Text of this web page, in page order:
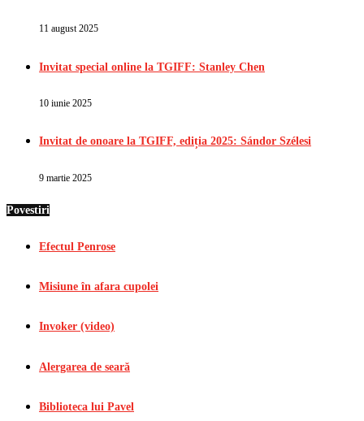
11 august 2025
Invitat special online la TGIFF: Stanley Chen
10 iunie 2025
Invitat de onoare la TGIFF, ediția 2025: Sándor Szélesi
9 martie 2025
Povestiri
Efectul Penrose
Misiune în afara cupolei
Invoker (video)
Alergarea de seară
Biblioteca lui Pavel